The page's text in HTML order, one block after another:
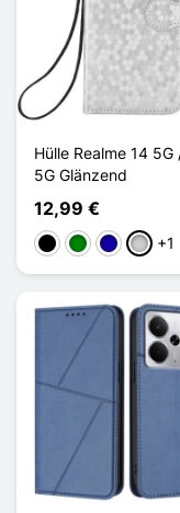
Hülle Realme 14 5G
5G Glänzend
12,99 €
Schwarz
GrünDunkelblau
Silber
+1